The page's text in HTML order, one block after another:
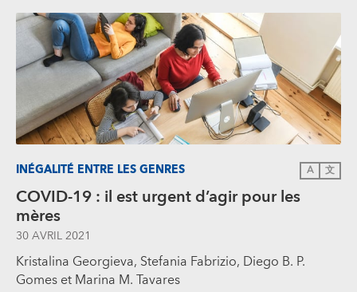
INÉGALITÉ ENTRE LES GENRES A 文
COVID-19 : il est urgent d’agir pour les
mères
30 AVRIL 2021
Kristalina Georgieva, Stefania Fabrizio, Diego B. P.
Gomes et Marina M. Tavares